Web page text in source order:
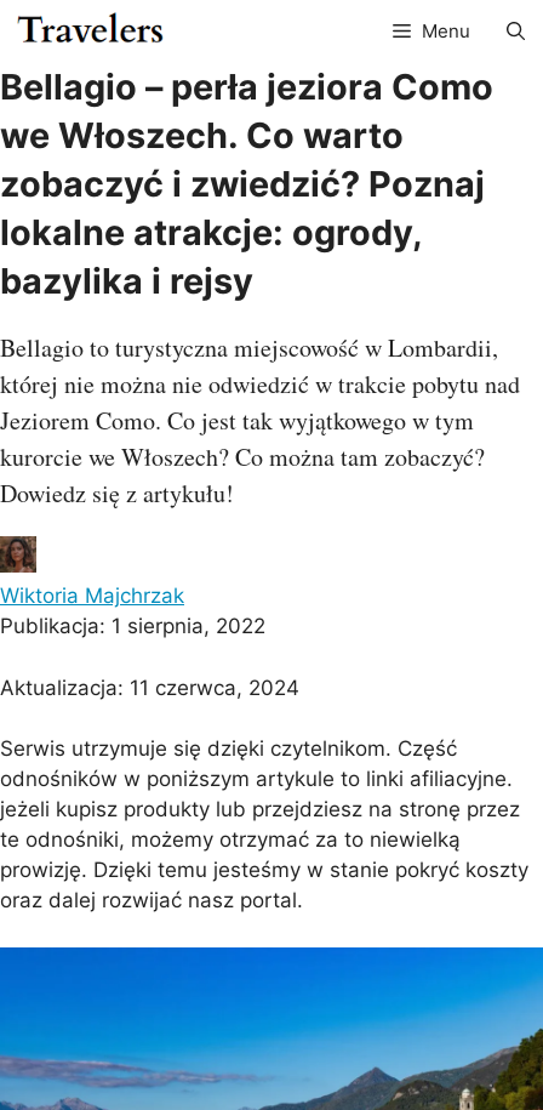
Przejdź
do
treści
Menu
Bellagio – perła jeziora Como
we Włoszech. Co warto
zobaczyć i zwiedzić? Poznaj
lokalne atrakcje: ogrody,
bazylika i rejsy
Bellagio to turystyczna miejscowość w Lombardii,
której nie można nie odwiedzić w trakcie pobytu nad
Jeziorem Como. Co jest tak wyjątkowego w tym
kurorcie we Włoszech? Co można tam zobaczyć?
Dowiedz się z artykułu!
Wiktoria Majchrzak
Publikacja: 1 sierpnia, 2022
Aktualizacja: 11 czerwca, 2024
Serwis utrzymuje się dzięki czytelnikom. Część
odnośników w poniższym artykule to linki afiliacyjne.
jeżeli kupisz produkty lub przejdziesz na stronę przez
te odnośniki, możemy otrzymać za to niewielką
prowizję. Dzięki temu jesteśmy w stanie pokryć koszty
oraz dalej rozwijać nasz portal.